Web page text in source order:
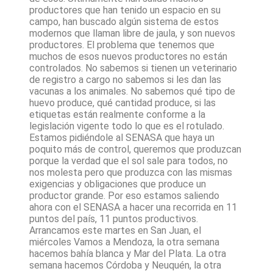
productores que han tenido un espacio en su
campo, han buscado algún sistema de estos
modernos que llaman libre de jaula, y son nuevos
productores. El problema que tenemos que
muchos de esos nuevos productores no están
controlados. No sabemos si tienen un veterinario
de registro a cargo no sabemos si les dan las
vacunas a los animales. No sabemos qué tipo de
huevo produce, qué cantidad produce, si las
etiquetas están realmente conforme a la
legislación vigente todo lo que es el rotulado.
Estamos pidiéndole al SENASA que haya un
poquito más de control, queremos que produzcan
porque la verdad que el sol sale para todos, no
nos molesta pero que produzca con las mismas
exigencias y obligaciones que produce un
productor grande. Por eso estamos saliendo
ahora con el SENASA a hacer una recorrida en 11
puntos del país, 11 puntos productivos.
Arrancamos este martes en San Juan, el
miércoles Vamos a Mendoza, la otra semana
hacemos bahía blanca y Mar del Plata. La otra
semana hacemos Córdoba y Neuquén, la otra